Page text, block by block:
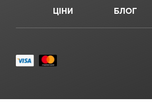
ЦІНИ БЛОГ